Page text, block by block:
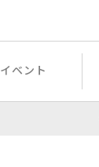
イベント